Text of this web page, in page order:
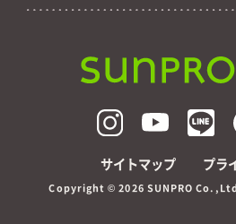
サイトマップ プラ
Copyright ©2026 SUNPRO